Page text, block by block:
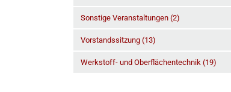
Sonstige Veranstaltungen (2)
Vorstandssitzung (13)
Werkstoff- und Oberflächentechnik (19)